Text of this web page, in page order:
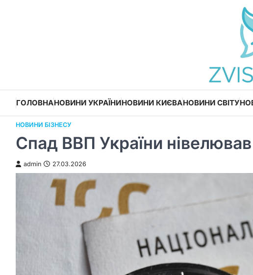
ГОЛОВНАНОВИНИ УКРАЇНИНОВИНИ КИЄВАНОВИНИ СВІТУ
НОВИНИ БІЗНЕСУ
Спад ВВП України
admin 27.03.2026